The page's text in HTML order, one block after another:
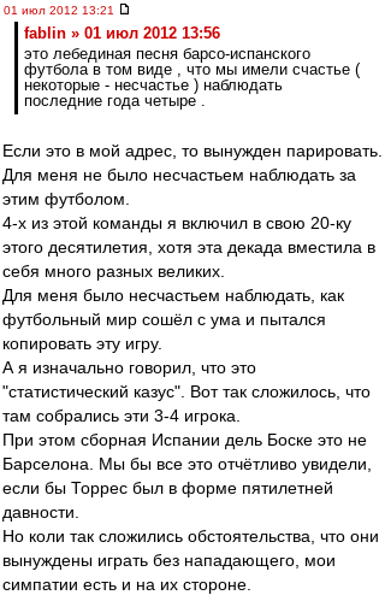
01 июл 2012 13:21
fablin » 01 июл 2012 13:56
это лебединая песня барсо-испанского
футбола в том виде , что мы имели счастье (
некоторые - несчастье ) наблюдать
последние года четыре .
Если это в мой адрес, то вынужден парировать.
Для меня не было несчастьем наблюдать за
этим футболом.
4-х из этой команды я включил в свою 20-ку
этого десятилетия, хотя эта декада вместила в
себя много разных великих.
Для меня было несчастьем наблюдать, как
футбольный мир сошёл с ума и пытался
копировать эту игру.
А я изначально говорил, что это
"статистический казус". Вот так сложилось, что
там собрались эти 3-4 игрока.
При этом сборная Испании дель Боске это не
Барселона. Мы бы все это отчётливо увидели,
если бы Торрес был в форме пятилетней
давности.
Но коли так сложились обстоятельства, что они
вынуждены играть без нападающего, мои
симпатии есть и на их стороне.